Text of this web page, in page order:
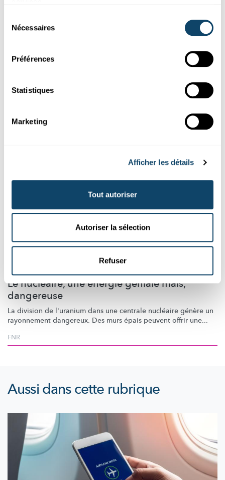
Nécessaires
Préférences
Statistiques
Marketing
Afficher les détails
Tout autoriser
Autoriser la sélection
Refuser
Eng Verstopp fir 1 Millioun Joer - geet dat
Lizzie & Nouga
Le nucléaire, une énergie géniale mais,
dangereuse
La division de l'uranium dans une centrale nucléaire génère un
rayonnement dangereux. Des murs épais peuvent offrir une...
FNR
Aussi dans cette rubrique